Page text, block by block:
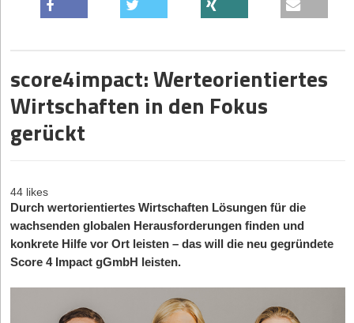
score4impact: Werteorientiertes
Wirtschaften in den Fokus
gerückt
44 likes
Durch wertorientiertes Wirtschaften Lösungen für die
wachsenden globalen Herausforderungen finden und
konkrete Hilfe vor Ort leisten – das will die neu gegründete
Score 4 Impact gGmbH leisten.